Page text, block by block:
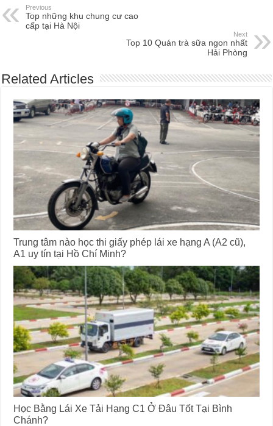
Previous
Top những khu chung cư cao
cấp tại Hà Nội
Next
Top 10 Quán trà sữa ngon nhất
Hải Phòng
Related Articles
Trung tâm nào học thi giấy phép lái xe hạng A (A2 cũ),
A1 uy tín tại Hồ Chí Minh?
Học Bằng Lái Xe Tải Hạng C1 Ở Đâu Tốt Tại Bình
Chánh?